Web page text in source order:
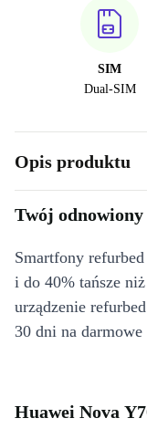
SIM
Dual-SIM
Opis produktu
Twój
Smartfony
i do 40% tańsze
urządzenie
30 dni na darmowe
Huawei Nova